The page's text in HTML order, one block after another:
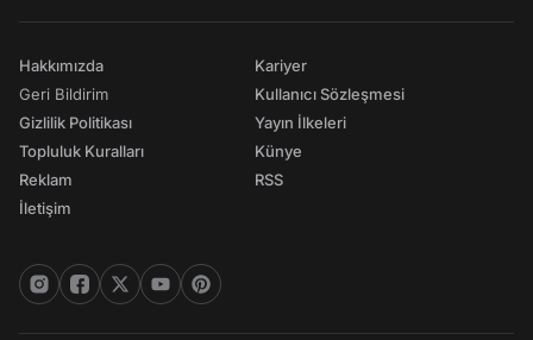
Hakkımızda
Geri Bildirim
Gizlilik Politikası
Topluluk Kuralları
Reklam
İletişim
Kariyer
Kullanıcı Sözleşmesi
Yayın İlkeleri
Künye
RSS